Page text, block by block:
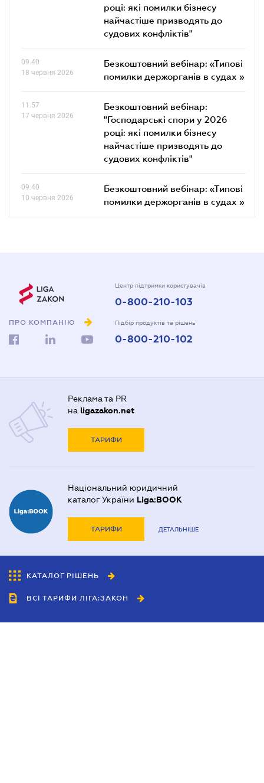
році: які помилки бізнесу
найчастіше призводять до
судових конфліктів"
09.40
18 червня 2026
Безкоштовний вебінар: «Типові
помилки держорганів в судах »
11.57
17 червня 2026
Безкоштовний вебінар:
"Господарські спори у 2026
році: які помилки бізнесу
найчастіше призводять до
судових конфліктів"
09.40
10 червня 2026
Безкоштовний вебінар: «Типові
помилки держорганів в судах »
ПРО КОМПАНІЮ
Центр підтримки користувачів
0-800-210-103
Підбір продуктів та рішень
0-800-210-102
Реклама та PR
на ligazakon.net
ТАРИФИ
Національний юридичний
каталог України Liga:BOOK
ТАРИФИ ДЕТАЛЬНІШЕ
КАТАЛОГ РІШЕНЬ
ВСІ ТАРИФИ ЛІГА:ЗАКОН